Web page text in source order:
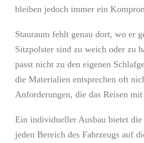
bleiben jedoch immer ein
Stauraum fehlt genau dort, wo er
Sitzpolster sind zu weich oder zu
passt nicht zu den eigenen
die Materialien entsprechen oft
Anforderungen, die das Reisen
Ein individueller Ausbau bietet
jeden Bereich des Fahrzeugs auf